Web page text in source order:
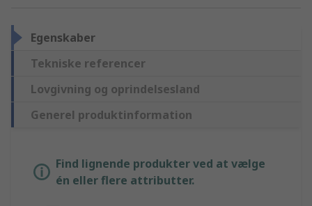
Egenskaber
Tekniske referencer
Lovgivning og oprindelsesland
Generel produktinformation
Find lignende produkter ved at vælge
én eller flere attributter.